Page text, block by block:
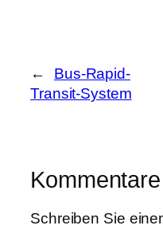
←
Bus-Rapid-
Transit-System
Kommentare
Schreiben Sie